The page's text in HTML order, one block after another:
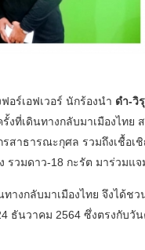
อร์เอฟเวอร์ นักร้องนำ ดำ-วิ
งที่เดินทางกลับมาเมืองไท
รสาธารณะกุศล รวมถึงเชื้
วมดาว-18 กะรัต มาร่วมแจ
ทางกลับมาเมืองไทย จึงได้ช
ธันวาคม 2564 ซึ่งตรงกับ